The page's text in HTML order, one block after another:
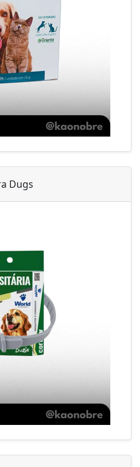
Dugs